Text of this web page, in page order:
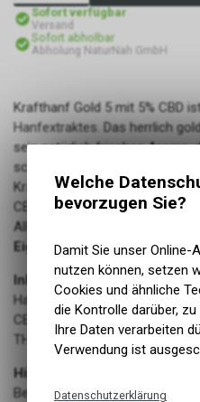
Sofort verfügbar
Versand
Sofort abholbar
Abholung NaturNah GmbH
Krafthanf Gold 5 mit 5% CBD
Hanfextraktes. Das herrlich
sein natürlich frisches Aroma,
schonenden Destillation und
Krafthanf Gold 5 enthält zu
CBDa. Krafthanf Gold 5
Alltag.
EigenschaftenHoniggelbe
Inhaltsstoffe
Hanfextrakt, MCT-Kokosöl
CBD Gesamtgehalt: 5000mg/
THC Gehalt: < 0,2%
Hinweis zur Anwendung
Bedarfsgegenstand zum
Welche
bevorzugen Sie?
Damit Sie unser Online-
nutzen können, setzen
Cookies und ähnliche
die Kontrolle darüber,
Ihre Daten verarbeiten
Verwendung ist
Datenschutzerklärung